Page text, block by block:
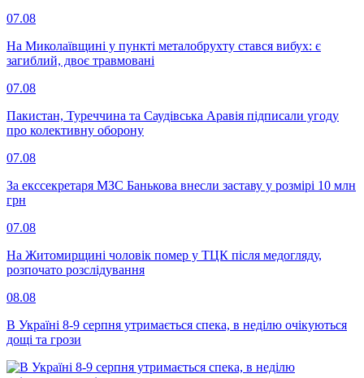
07.08
На Миколаївщині у пункті металобрухту стався вибух: є
загиблий, двоє травмовані
07.08
Пакистан, Туреччина та Саудівська Аравія підписали угоду
про колективну оборону
07.08
За екссекретаря МЗС Банькова внесли заставу у розмірі 10 млн
грн
07.08
На Житомирщині чоловік помер у ТЦК після медогляду,
розпочато розслідування
08.08
В Україні 8-9 серпня утримається спека, в неділю очікуються
дощі та грози